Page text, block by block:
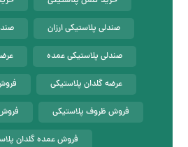
صندلی پلاستیکی ارزان
صندلی پلاستیکی عمده
عرضه گلدان پلاستیکی
فروش ظروف پلاستیکی
فروش عمده گلدان